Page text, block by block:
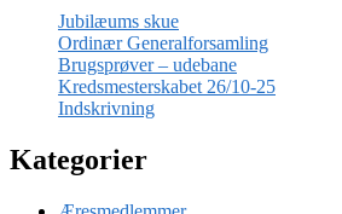
Jubilæums skue
Ordinær Generalforsamling
Brugsprøver – udebane
Kredsmesterskabet 26/10-25
Indskrivning
Kategorier